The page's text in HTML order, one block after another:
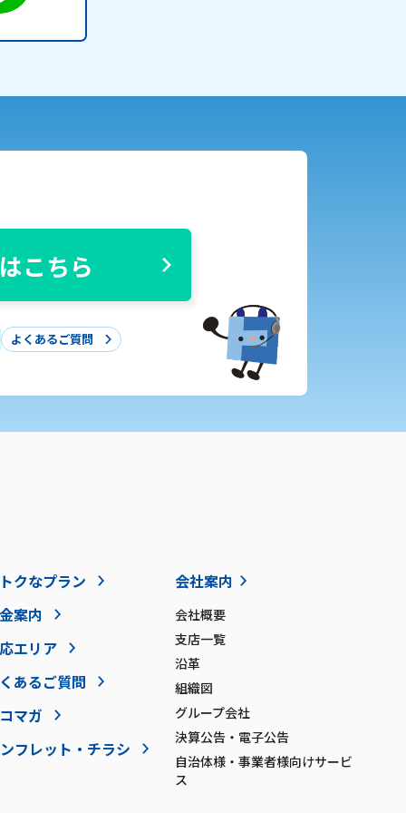
こちら
よくあるご質問
クなプラン
案内
エリア
あるご質問
マガ
フレット・チラシ
会社案内
会社概要
支店一覧
沿革
組織図
グループ会社
決算公告・電子公告
自治体様・事業者様向けサービ
ス